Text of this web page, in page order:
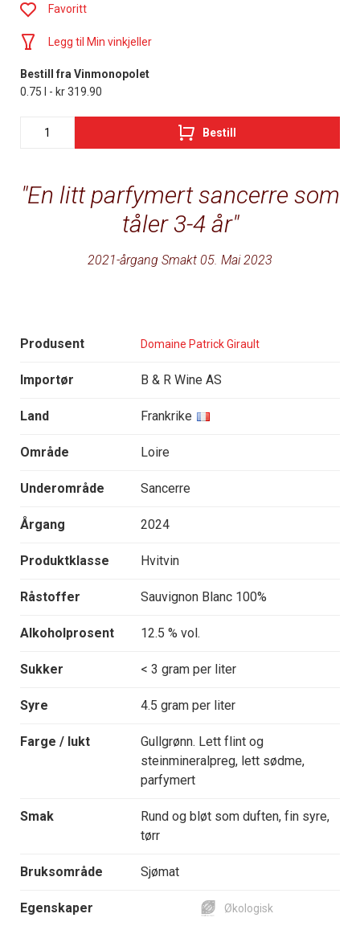
En litt parfymert sancerre som
tåler 3-4 år
2021-årgang Smakt 05. Mai 2023
Produsent Domaine Patrick Girault
Importør B & R Wine AS
Land Frankrike
Område Loire
Underområde Sancerre
Årgang 2024
Produktklasse Hvitvin
Råstoffer Sauvignon Blanc 100%
Alkoholprosent 12.5 % vol.
Sukker < 3 gram per liter
Syre 4.5 gram per liter
Farge / lukt
Gullgrønn. Lett flint og
steinmineralpreg, lett sødme,
parfymert
Smak
Rund og bløt som duften, fin syre,
tørr
Bruksområde Sjømat
Egenskaper Økologisk
Favoritt
Legg til Min vinkjeller
Bestill fra Vinmonopolet
0.75 l - kr 319.90
Bestill